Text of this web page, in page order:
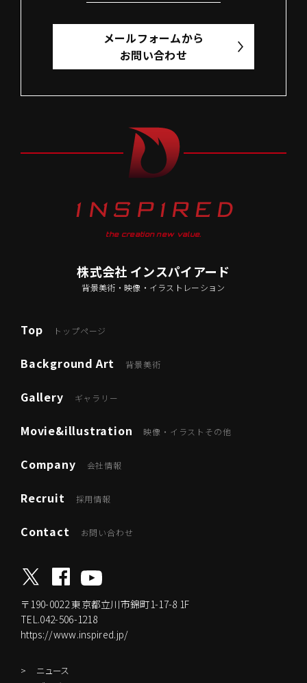
メールフォームから
お問い合わせ
the creation new value.
株式会社 インスパイアード
背景美術・映像・イラストレーション
Top トップページ
Background Art 背景美術
Gallery ギャラリー
Movie&illustration 映像・イラストその他
Company 会社情報
Recruit 採用情報
Contact お問い合わせ
〒190-0022東京都立川市錦町1-17-8 1F
TEL.042-506-1218
https://www.inspired.jp/
ニュース